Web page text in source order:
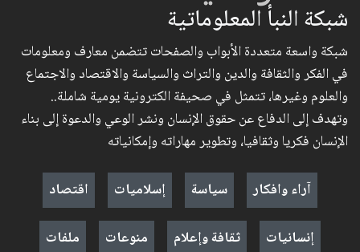
شبكة النبأ المعلوماتية
شبكة واسعة متعددة الأبواب والصفحات تتضمن معارف ومعلومات
في الفكر والثقافة والدين والتراث والسياسة والاقتصاد والاجتماع
والعلوم وغيرها، تتمثل في صحيفة الكترونية يومية شاملة..
وتهدف إلى الدفاع عن حقوق الإنسان ونشر الوعي والدعوة إلى بناء
الإنسان فكريا وثقافيا، وتطوير مهاراته وإمكانياته
آراء وافكار
سياسة إسلاميات
اقتصاد
إنسانيات
ثقافة وإعلام منوعات ملفات